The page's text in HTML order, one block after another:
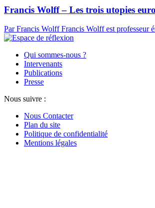
Francis Wolff – Les trois utopies
Par Francis WolffFrancis Wolff est professeur
Qui sommes-nous ?
Intervenants
Publications
Presse
Nous suivre :
Nous Contacter
Plan du site
Politique de confidentialité
Mentions légales